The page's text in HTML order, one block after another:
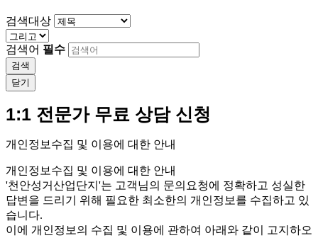
검색대상
검색어 필수
검색
닫기
1:1 전문가 무료 상담 신청
개인정보수집 및 이용에 대한 안내
개인정보수집 및 이용에 대한 안내
'천안성거산업단지'는 고객님의 문의요청에 정확하고 성실한
답변을 드리기 위해 필요한 최소한의 개인정보를 수집하고 있
습니다.
이에 개인정보의 수집 및 이용에 관하여 아래와 같이 고지하오